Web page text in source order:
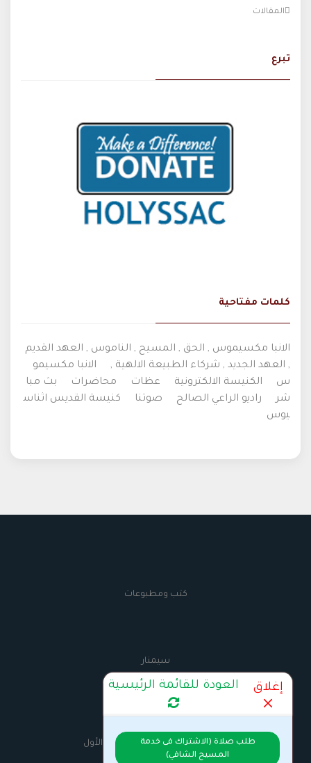
المقالات
تبرع
كلمات مفتاحية
الانبا مكسيموس , الحق , المسيح , الناموس , العهد القديم
, العهد الجديد , شركاء الطبيعة الالهية ,
الانبا مكسيمو
س
الكنيسة الالكترونية عظات محاضرات
بث مبا
شر
راديو الراعي الصالح صوتنا
كنيسة القديس اثناس
يوس
كتب ومطبوعات
سيمنار
AnbaMaximus
السيرة الذاتية للانبا مكسيموس الأول
إغلاق العودة للقائمة الرئيسية
طلب صلاة (الاشتراك فى خدمة
المسيح الشافي)